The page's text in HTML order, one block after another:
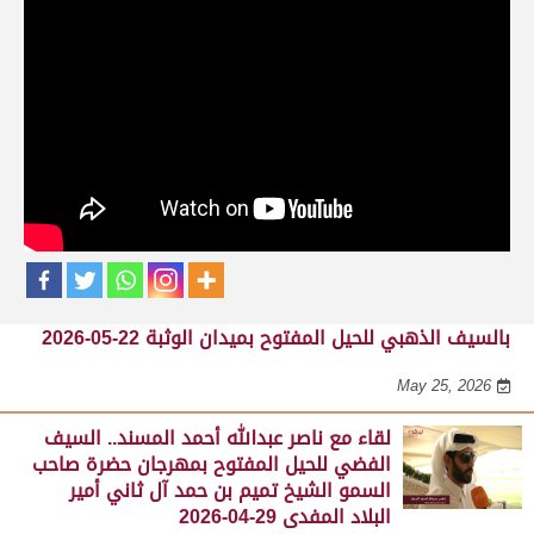
المفتوح بميدان الوثبة 22-05-2026
May 25, 2026
بالسيف الذهبي للحيل المفتوح بميدان الوثبة 22-05-2026
May 25, 2026
لقاء مع ناصر عبدالله أحمد المسند.. السيف
الفضي للحيل المفتوح بمهرجان حضرة صاحب
السمو الشيخ تميم بن حمد آل ثاني أمير
البلاد المفدى 29-04-2026